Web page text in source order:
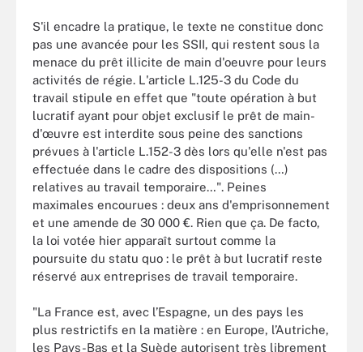
S'il encadre la pratique, le texte ne constitue donc
pas une avancée pour les SSII, qui restent sous la
menace du prêt illicite de main d'oeuvre pour leurs
activités de régie. L'article L.125-3 du Code du
travail stipule en effet que "toute opération à but
lucratif ayant pour objet exclusif le prêt de main-
d'œuvre est interdite sous peine des sanctions
prévues à l'article L.152-3 dès lors qu'elle n'est pas
effectuée dans le cadre des dispositions (…)
relatives au travail temporaire…". Peines
maximales encourues : deux ans d'emprisonnement
et une amende de 30 000 €. Rien que ça. De facto,
la loi votée hier apparaît surtout comme la
poursuite du statu quo : le prêt à but lucratif reste
réservé aux entreprises de travail temporaire.
"La France est, avec l’Espagne, un des pays les
plus restrictifs en la matière : en Europe, l’Autriche,
les Pays-Bas et la Suède autorisent très librement